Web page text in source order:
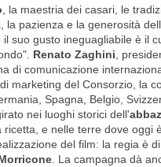
, la maestria dei casari, le
la pazienza e la generosità
suo gusto ineguagliabile è il
Renato Zaghini,
di comunicazione
marketing del Consorzio, la
Spagna, Belgio,
nei luoghi storici dell'
e nelle terre dove oggi
del film: la regia è di
. La campagna dà